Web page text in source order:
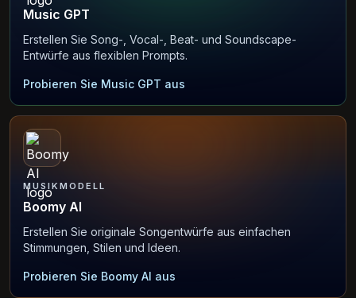
Music GPT
Erstellen Sie Song-, Vocal-, Beat- und Soundscape-
Entwürfe aus flexiblen Prompts.
Probieren Sie Music GPT aus
MUSIKMODELL
Boomy AI
Erstellen Sie originale Songentwürfe aus einfachen
Stimmungen, Stilen und Ideen.
Probieren Sie Boomy AI aus